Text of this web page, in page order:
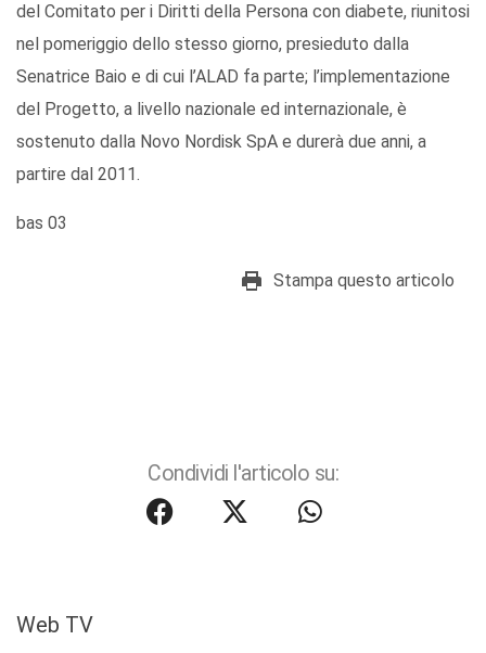
del Comitato per i Diritti della Persona con diabete, riunitosi
nel pomeriggio dello stesso giorno, presieduto dalla
Senatrice Baio e di cui l’ALAD fa parte; l’implementazione
del Progetto, a livello nazionale ed internazionale, è
sostenuto dalla Novo Nordisk SpA e durerà due anni, a
partire dal 2011.
bas 03
Stampa questo articolo
Condividi l'articolo su:
Web TV